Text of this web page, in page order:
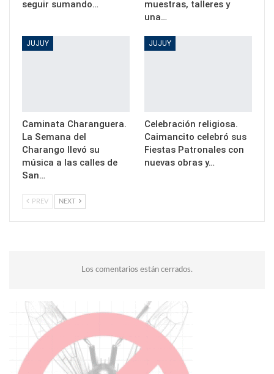
seguir sumando…
muestras, talleres y
una…
JUJUY
Caminata Charanguera.
La Semana del
Charango llevó su
música a las calles de
San…
JUJUY
Celebración religiosa.
Caimancito celebró sus
Fiestas Patronales con
nuevas obras y…
PREV NEXT
Los comentarios están cerrados.